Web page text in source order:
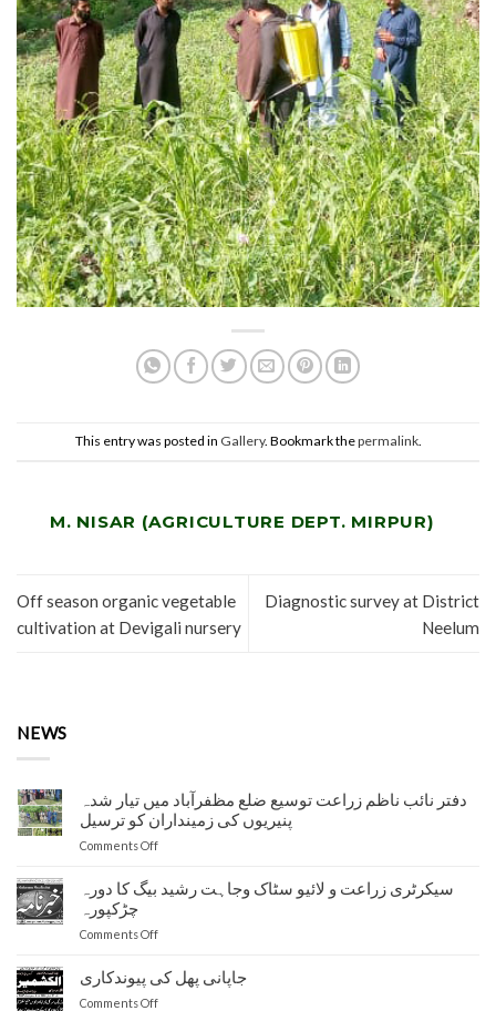
This entry was posted in Gallery. Bookmark thepermalink.
M. NISAR (AGRICULTURE DEPT. MIRPUR)
Off season organic vegetable
cultivation at Devigali nursery
Diagnostic survey at District
Neelum
NEWS
دفتر نائب ناظم زراعت توسیع ضلع مظفرآباد میں تیار شدہ
پنیریوں کی زمینداران کو ترسیل
Comments Offon
ناظم
توسیع
مظفرآباد
سیکرٹری زراعت و لائیو سٹاک وجاہت رشید بیگ کا دورہ
چڑکپورہ
Comments Offon
زراعت
و
جاپانی پھل کی پیوندکاری
Comments Offon